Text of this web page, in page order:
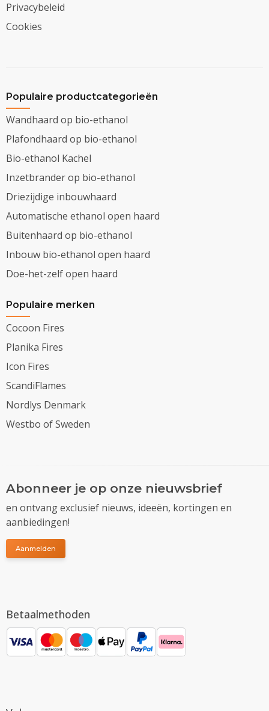
Privacybeleid
Cookies
Populaire productcategorieën
Wandhaard op bio-ethanol
Plafondhaard op bio-ethanol
Bio-ethanol Kachel
Inzetbrander op bio-ethanol
Driezijdige inbouwhaard
Automatische ethanol open haard
Buitenhaard op bio-ethanol
Inbouw bio-ethanol open haard
Doe-het-zelf open haard
Populaire merken
Cocoon Fires
Planika Fires
Icon Fires
ScandiFlames
Nordlys Denmark
Westbo of Sweden
Abonneer je op onze nieuwsbrief
en ontvang exclusief nieuws, ideeën, kortingen en
aanbiedingen!
Aanmelden
Betaalmethoden